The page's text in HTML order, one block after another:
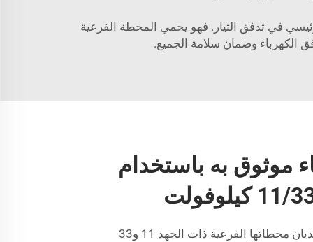
في تدفق التيار. فهو يحمي المحطة الفرعية
الكهرباء وضمان سلامة الجميع.
موثوق به باستخدام
بالإضافة إلى الصيانة، تصمم شانغديان محطاتها الفرعية ذات الجهد 11 و33